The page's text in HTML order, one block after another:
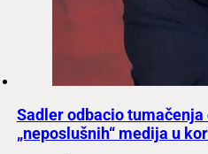
Sadler odbacio
„neposlušnih“ medija u